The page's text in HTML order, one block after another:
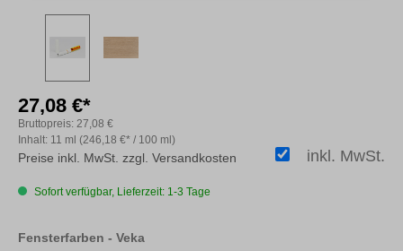
27,08 €*
Inhalt: 11 ml (246,18 €* / 100 ml)
Bruttopreis: 27,08 €
inkl. MwSt.
Preise inkl. MwSt. zzgl. Versandkosten
Sofort verfügbar, Lieferzeit: 1-3 Tage
Fensterfarben - Veka